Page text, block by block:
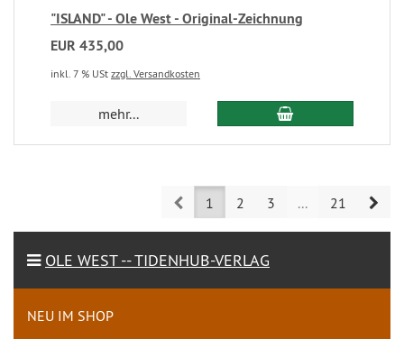
"ISLAND" - Ole West - Original-Zeichnung
EUR 435,00
inkl. 7 % USt zzgl. Versandkosten
mehr...
Prev1 2 3 ... 21
OLE WEST -- TIDENHUB-VERLAG
NEU IM SHOP